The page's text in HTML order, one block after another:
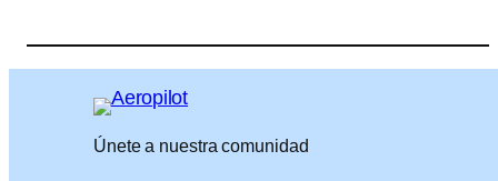
Únete a nuestra comunidad